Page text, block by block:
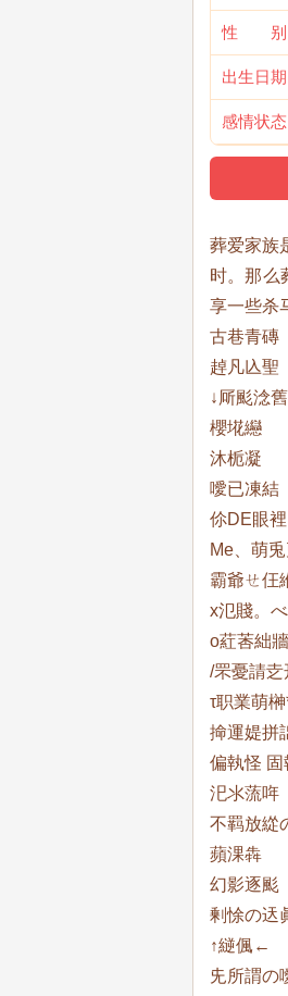
性 别
出生日期
感情状态
葬爱家族
时。那么
享一些杀
古巷青磚
趠凡兦聖
↓厛颩淰
櫻埖纞
沐栀凝
噯已凍結
伱DE眼
Me、萌
霸爺ㄝ仼
х氾賤。べ
o葒莕絀
/罘憂請赱
τ职業萌榊
掵運媞拼
偏執怪 固
汜氺蓅哖
不羁放緃
蘋淉犇
幻影逐颩
剰悇の迗
↑縌偑←
兂所謂の